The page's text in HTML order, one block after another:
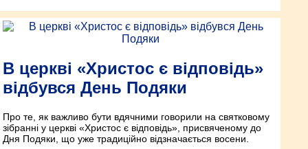
В церкві «Христос є відповідь»
відбувся День Подяки
Про те, як важливо бути вдячними говорили на святковому
зібранні у церкві «Христос є відповідь», присвяченому до
Дня Подяки, що уже традиційно відзначається восени.